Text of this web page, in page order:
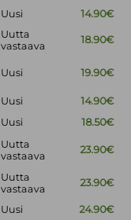
Uusi 14.90€
Uutta
vastaava
18.90€
Uusi 19.90€
Uusi
14.90€
Uusi
18.50€
Uutta
vastaava
23.90€
Uutta
vastaava
23.90€
Uusi
24.90€